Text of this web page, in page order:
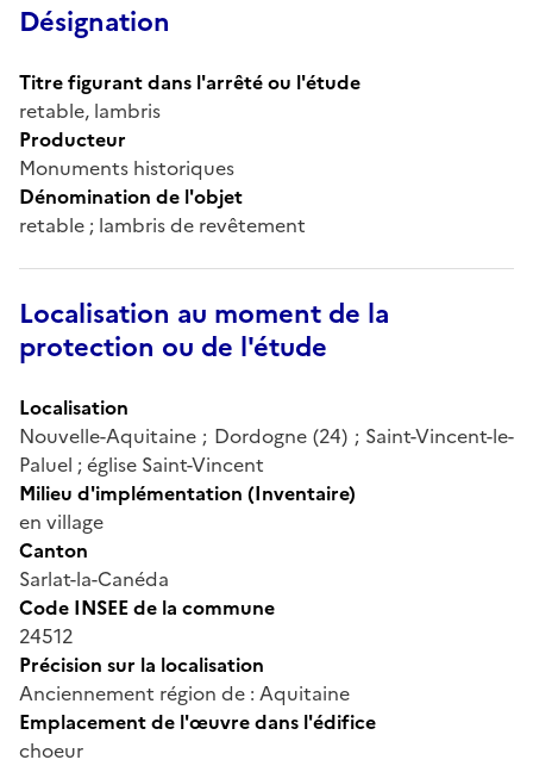
Désignation
Titre figurant dans l'arrêté ou l'étude
retable, lambris
Producteur
Monuments historiques
Dénomination de l'objet
retable ; lambris de revêtement
Localisation au moment de la
protection ou de l'étude
Localisation
Nouvelle-Aquitaine ; Dordogne (24) ; Saint-Vincent-le-
Paluel ; église Saint-Vincent
Milieu d'implémentation (Inventaire)
en village
Canton
Sarlat-la-Canéda
Code INSEE de la commune
24512
Précision sur la localisation
Anciennement région de : Aquitaine
Emplacement de l'œuvre dans l'édifice
choeur